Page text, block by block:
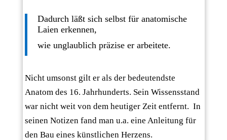
Dadurch läßt sich selbst für anatomische
Laien erkennen,
wie unglaublich präzise er arbeitete.
Nicht umsonst gilt er als der bedeutendste
Anatom des 16. Jahrhunderts. Sein Wissensstand
war nicht weit von dem heutiger Zeit entfernt. In
seinen Notizen fand man u.a. eine Anleitung für
den Bau eines künstlichen Herzens.